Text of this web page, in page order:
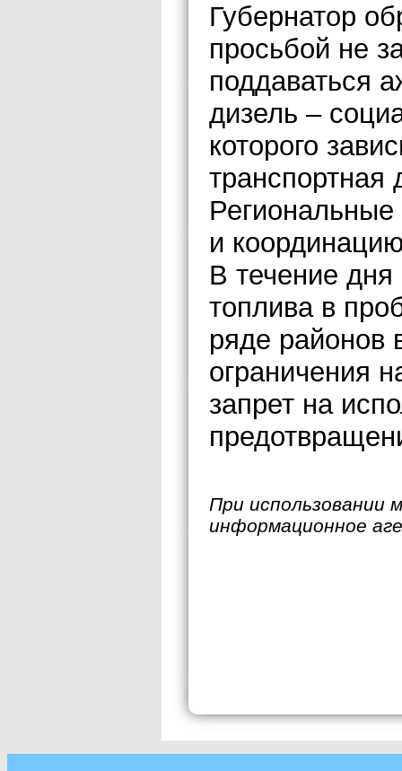
Губернатор
просьбой не
поддаваться
дизель –
которого
транспортная
и
В течение дня
топлива в
ряде районов
ограничения
запрет на
При использовании
информационное